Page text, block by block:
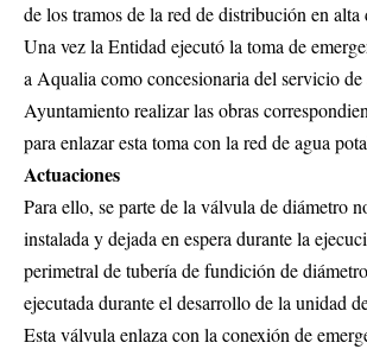
de los tramos de la red de distribución en alta
Una vez la Entidad ejecutó la toma de
a Aqualia como concesionaria del servicio
Ayuntamiento realizar las obras
para enlazar esta toma con la red de agua
Actuaciones
Para ello, se parte de la válvula de diámetro
instalada y dejada en espera durante la
perimetral de tubería de fundición de
ejecutada durante el desarrollo de la unidad
Esta válvula enlaza con la conexión de